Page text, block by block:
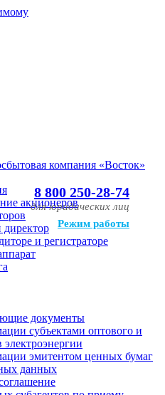
компания «Восток»
8 800 250-28-74
для юридических лиц
Режим работы
акционеров
директор
и регистраторе
документы
субъектами оптового и
эмитентом ценных бумаг
данных